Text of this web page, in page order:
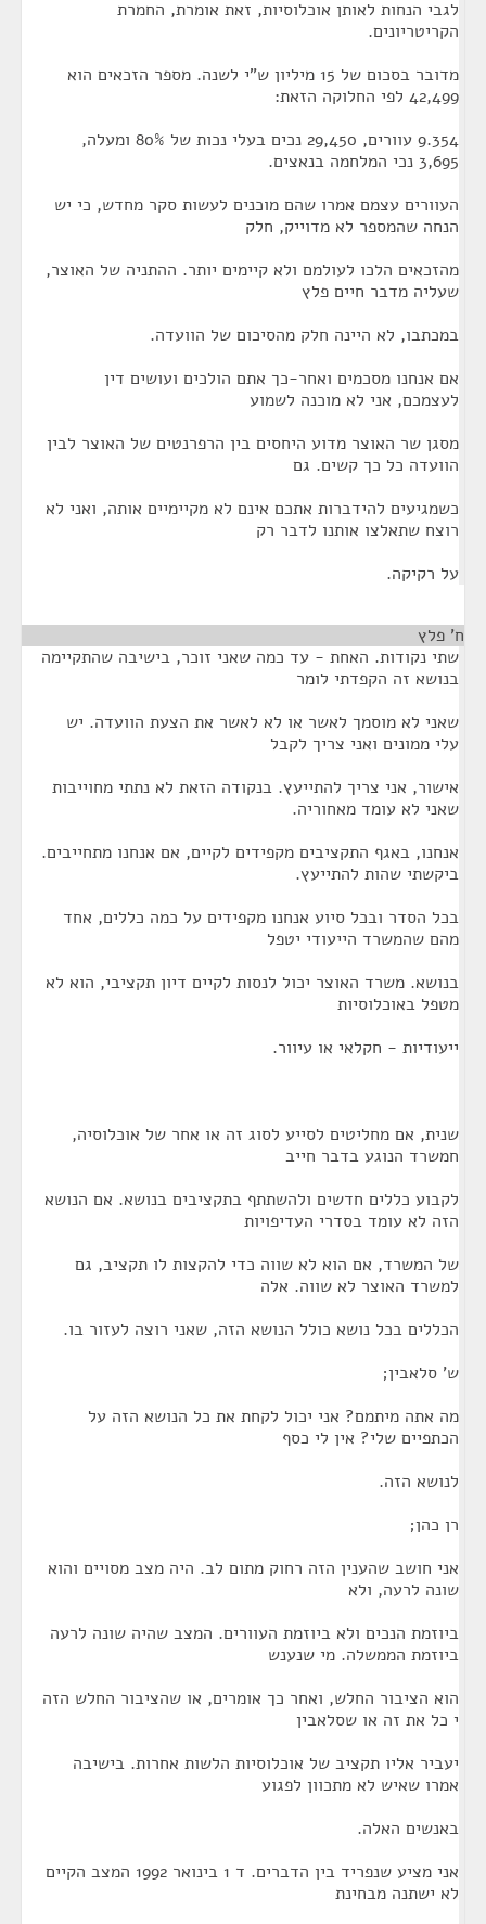
לגבי הנחות לאותן אוכלוסיות, זאת אומרת, החמרת
הקריטריונים.
מדובר בסכום של 15 מיליון ש"י לשנה. מספר הזכאים הוא
42,499 לפי החלוקה הזאת:
9.354 עוורים, 29,450 נכים בעלי נכות של 80% ומעלה,
3,695 נכי המלחמה בנאצים.
העוורים עצמם אמרו שהם מוכנים לעשות סקר מחדש, כי יש
הנחה שהמספר לא מדוייק, חלק
מהזכאים הלכו לעולמם ולא קיימים יותר. ההתניה של האוצר,
שעליה מדבר חיים פלץ
במכתבו, לא היינה חלק מהסיכום של הוועדה.
אם אנחנו מסכמים ואחר-כך אתם הולכים ועושים דין
לעצמכם, אני לא מוכנה לשמוע
מסגן שר האוצר מדוע היחסים בין הרפרנטים של האוצר לבין
הוועדה כל כך קשים. גם
כשמגיעים להידברות אתכם אינם לא מקיימיים אותה, ואני לא
רוצח שתאלצו אותנו לדבר רק
על רקיקה.
ח' פלץ
שתי נקודות. האחת - עד כמה שאני זוכר, בישיבה שהתקיימה
בנושא זה הקפדתי לומר
שאני לא מוסמך לאשר או לא לאשר את הצעת הוועדה. יש
עלי ממונים ואני צריך לקבל
אישור, אני צריך להתייעץ. בנקודה הזאת לא נתתי מחוייבות
שאני לא עומד מאחוריה.
אנחנו, באגף התקציבים מקפידים לקיים, אם אנחנו מתחייבים.
ביקשתי שהות להתייעץ.
בכל הסדר ובכל סיוע אנחנו מקפידים על כמה כללים, אחד
מהם שהמשרד הייעודי יטפל
בנושא. משרד האוצר יכול לנסות לקיים דיון תקציבי, הוא לא
מטפל באוכלוסיות
ייעודיות - חקלאי או עיוור.
שנית, אם מחליטים לסייע לסוג זה או אחר של אוכלוסיה,
חמשרד הנוגע בדבר חייב
לקבוע כללים חדשים ולהשתתף בתקציבים בנושא. אם הנושא
הזה לא עומד בסדרי העדיפויות
של המשרד, אם הוא לא שווה כדי להקצות לו תקציב, גם
למשרד האוצר לא שווה. אלה
הכללים בכל נושא כולל הנושא הזה, שאני רוצה לעזור בו.
ש' סלאבין;
מה אתה מיתמם? אני יכול לקחת את כל הנושא הזה על
הכתפיים שלי? אין לי כסף
לנושא הזה.
רן כהן;
אני חושב שהענין הזה רחוק מתום לב. היה מצב מסויים והוא
שונה לרעה, ולא
ביוזמת הנכים ולא ביוזמת העוורים. המצב שהיה שונה לרעה
ביוזמת הממשלה. מי שנענש
הוא הציבור החלש, ואחר כך אומרים, או שהציבור החלש הזה
י כל את זה או שסלאבין
יעביר אליו תקציב של אוכלוסיות הלשות אחרות. בישיבה
אמרו שאיש לא מתכוון לפגוע
באנשים האלה.
אני מציע שנפריד בין הדברים. ד 1 בינואר 1992 המצב הקיים
לא ישתנה מבחינת